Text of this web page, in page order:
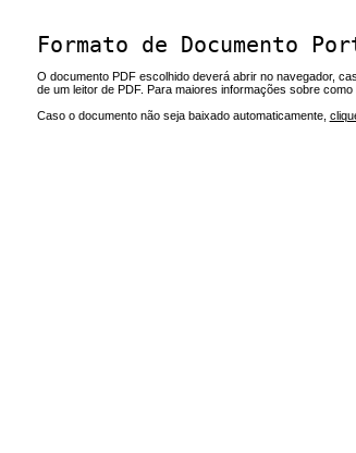
Formato de Documento
O documento PDF escolhido deverá abrir no navegador,
de um leitor de PDF. Para maiores informações sobre
Caso o documento não seja baixado automaticamente,